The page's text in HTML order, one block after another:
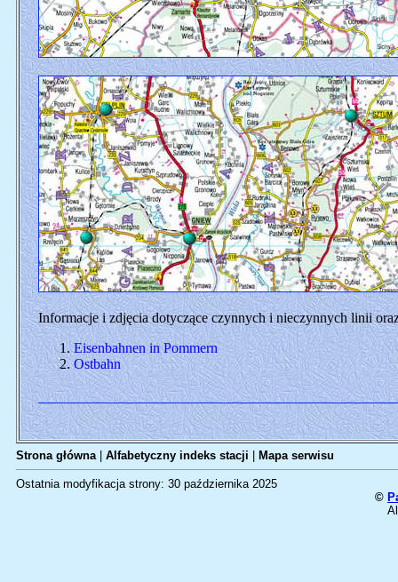
Informacje i zdjęcia dotyczące czynnych i nieczynnych linii
Eisenbahnen in Pommern
Ostbahn
Strona główna| Alfabetyczny indeks stacji Mapa serwisu
Ostatnia modyfikacja strony: 30 października 2025
©